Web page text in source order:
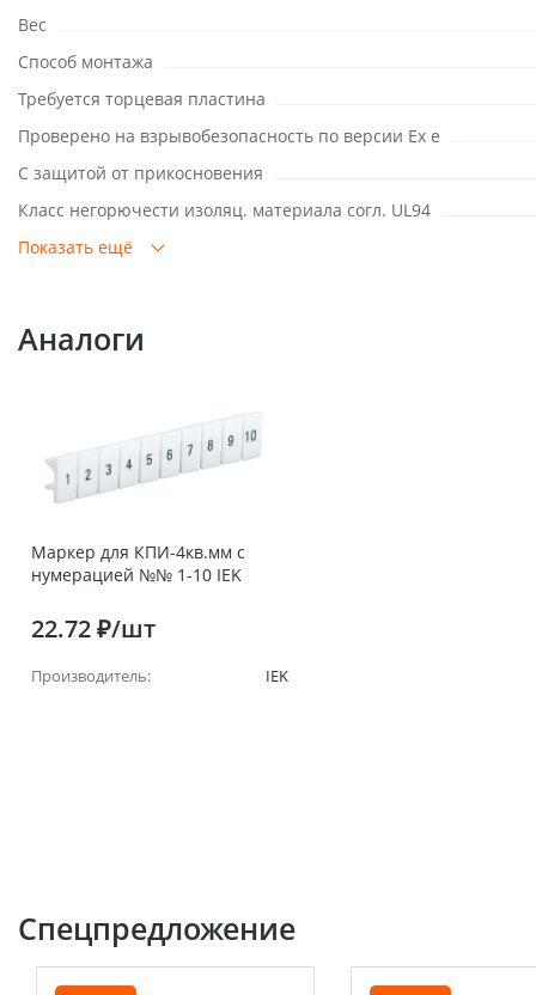
Вес
Способ монтажа
Требуется торцевая пластина
Проверено на взрывобезопасность по версии Ex e
С защитой от прикосновения
Класс негорючести изоляц. материала согл. UL94
Показать ещё
Аналоги
Маркер для КПИ-4кв.мм с
нумерацией №№ 1-10 IEK
22.72 ₽/шт
Производитель: IEK
Спецпредложение